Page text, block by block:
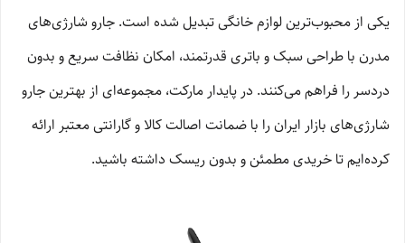
یکی از محبوب‌ترین لوازم خانگی تبدیل شده است. جارو شارژی‌های
مدرن با طراحی سبک و باتری قدرتمند، امکان نظافت سریع و بدون
دردسر را فراهم می‌کنند. در پایدار مارکت، مجموعه‌ای از بهترین جارو
شارژی‌های بازار ایران را با ضمانت اصالت کالا و گارانتی معتبر ارائه
کرده‌ایم تا خریدی مطمئن و بدون ریسک داشته باشید.